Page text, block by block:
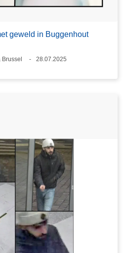
geweld in Buggenhout
28.07.2025